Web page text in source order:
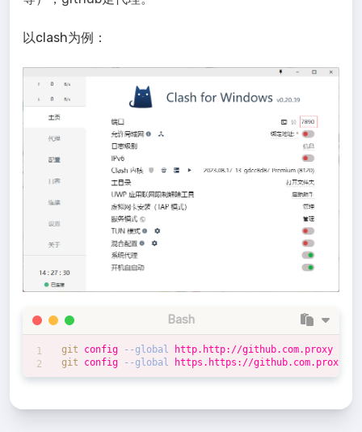
以clash为例：
git config --global http.http://github.com.proxy
git config --global https.https://github.com.proxy
Bash